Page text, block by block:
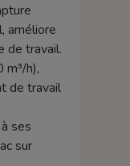
améliore
de travail.
m³/h),
de travail
ses
sur